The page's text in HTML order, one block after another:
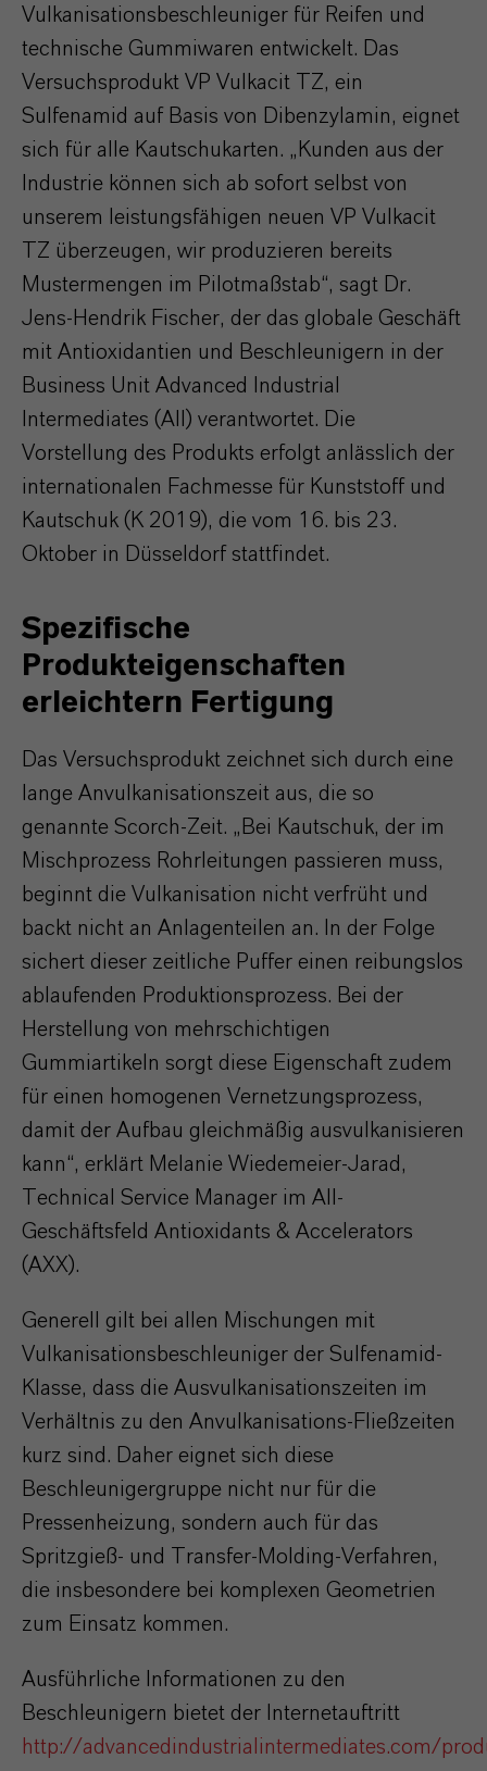
Vulkanisationsbeschleuniger für Reifen und
technische Gummiwaren entwickelt. Das
Versuchsprodukt VP Vulkacit TZ, ein
Sulfenamid auf Basis von Dibenzylamin, eignet
sich für alle Kautschukarten. „Kunden aus der
Industrie können sich ab sofort selbst von
unserem leistungsfähigen neuen VP Vulkacit
TZ überzeugen, wir produzieren bereits
Mustermengen im Pilotmaßstab“, sagt Dr.
Jens-Hendrik Fischer, der das globale Geschäft
mit Antioxidantien und Beschleunigern in der
Business Unit Advanced Industrial
Intermediates (AII) verantwortet. Die
Vorstellung des Produkts erfolgt anlässlich der
internationalen Fachmesse für Kunststoff und
Kautschuk (K 2019), die vom 16. bis 23.
Oktober in Düsseldorf stattfindet.
Spezifische
Produkteigenschaften
erleichtern Fertigung
Das Versuchsprodukt zeichnet sich durch eine
lange Anvulkanisationszeit aus, die so
genannte Scorch-Zeit. „Bei Kautschuk, der im
Mischprozess Rohrleitungen passieren muss,
beginnt die Vulkanisation nicht verfrüht und
backt nicht an Anlagenteilen an. In der Folge
sichert dieser zeitliche Puffer einen reibungslos
ablaufenden Produktionsprozess. Bei der
Herstellung von mehrschichtigen
Gummiartikeln sorgt diese Eigenschaft zudem
für einen homogenen Vernetzungsprozess,
damit der Aufbau gleichmäßig ausvulkanisieren
kann“, erklärt Melanie Wiedemeier-Jarad,
Technical Service Manager im AII-
Geschäftsfeld Antioxidants & Accelerators
(AXX).
Generell gilt bei allen Mischungen mit
Vulkanisationsbeschleuniger der Sulfenamid-
Klasse, dass die Ausvulkanisationszeiten im
Verhältnis zu den Anvulkanisations-Fließzeiten
kurz sind. Daher eignet sich diese
Beschleunigergruppe nicht nur für die
Pressenheizung, sondern auch für das
Spritzgieß- und Transfer-Molding-Verfahren,
die insbesondere bei komplexen Geometrien
zum Einsatz kommen.
Ausführliche Informationen zu den
Beschleunigern bietet der Internetauftritt
http://advancedindustrialintermediates.com/